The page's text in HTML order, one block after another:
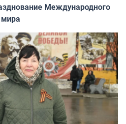
Международного